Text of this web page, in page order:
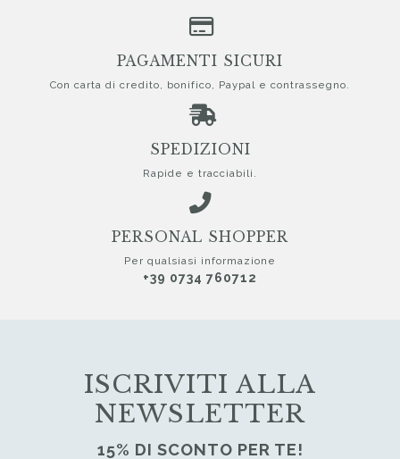
ISCRIVITI ALLA
NEWSLETTER
15% DI SCONTO PER TE!
PAGAMENTI SICURI
Con carta di credito, bonifico, Paypal e contrassegno.
SPEDIZIONI
Rapide e tracciabili.
PERSONAL SHOPPER
Per qualsiasi informazione
+39 0734 760712